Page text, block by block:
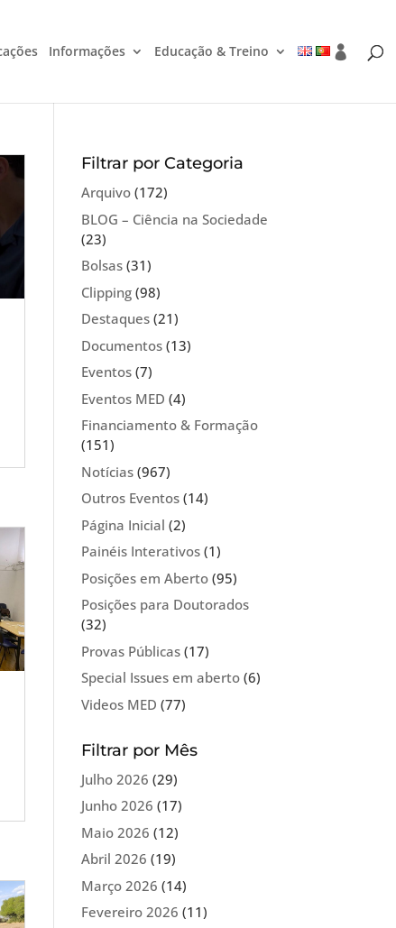
Informações Educação & Treino
Filtrar por Categoria
Arquivo(172)
BLOG – Ciência na Sociedade
(23)
Bolsas(31)
Clipping(98)
Destaques(21)
Documentos(13)
Eventos(7)
Eventos MED (4)
Financiamento & Formação
(151)
Notícias(967)
Outros Eventos(14)
Página Inicial (2)
Painéis Interativos(1)
Posições em Aberto(95)
Posições para Doutorados
(32)
Provas Públicas(17)
Special Issues em aberto(6)
Videos MED (77)
Filtrar por Mês
Julho 2026 (29)
Junho 2026 (17)
Maio 2026 (12)
Abril 2026 (19)
Março 2026 (14)
Fevereiro 2026 (11)